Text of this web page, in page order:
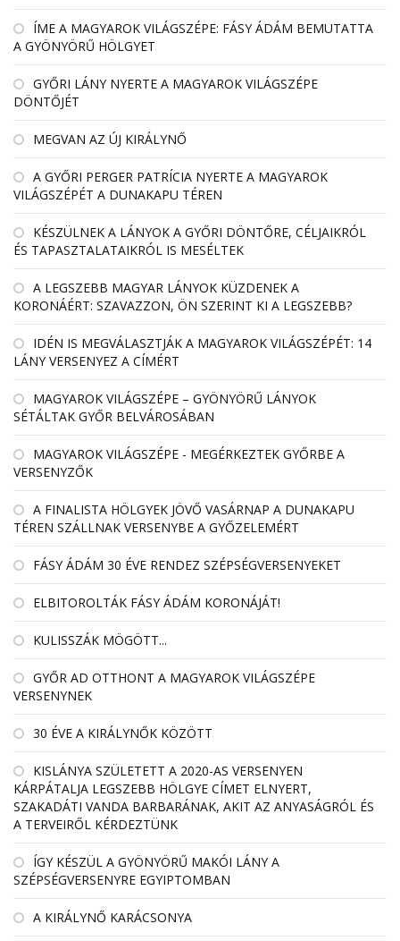
ÍME A MAGYAROK VILÁGSZÉPE: FÁSY ÁDÁM BEMUTATTA
A GYÖNYÖRŰ HÖLGYET
GYŐRI LÁNY NYERTE A MAGYAROK VILÁGSZÉPE
DÖNTŐJÉT
MEGVAN AZ ÚJ KIRÁLYNŐ
A GYŐRI PERGER PATRÍCIA NYERTE A MAGYAROK
VILÁGSZÉPÉT A DUNAKAPU TÉREN
KÉSZÜLNEK A LÁNYOK A GYŐRI DÖNTŐRE, CÉLJAIKRÓL
ÉS TAPASZTALATAIKRÓL IS MESÉLTEK
A LEGSZEBB MAGYAR LÁNYOK KÜZDENEK A
KORONÁÉRT: SZAVAZZON, ÖN SZERINT KI A LEGSZEBB?
IDÉN IS MEGVÁLASZTJÁK A MAGYAROK VILÁGSZÉPÉT: 14
LÁNY VERSENYEZ A CÍMÉRT
MAGYAROK VILÁGSZÉPE – GYÖNYÖRŰ LÁNYOK
SÉTÁLTAK GYŐR BELVÁROSÁBAN
MAGYAROK VILÁGSZÉPE - MEGÉRKEZTEK GYŐRBE A
VERSENYZŐK
A FINALISTA HÖLGYEK JÖVŐ VASÁRNAP A DUNAKAPU
TÉREN SZÁLLNAK VERSENYBE A GYŐZELEMÉRT
FÁSY ÁDÁM 30 ÉVE RENDEZ SZÉPSÉGVERSENYEKET
ELBITOROLTÁK FÁSY ÁDÁM KORONÁJÁT!
KULISSZÁK MÖGÖTT...
GYŐR AD OTTHONT A MAGYAROK VILÁGSZÉPE
VERSENYNEK
30 ÉVE A KIRÁLYNŐK KÖZÖTT
KISLÁNYA SZÜLETETT A 2020-AS VERSENYEN
KÁRPÁTALJA LEGSZEBB HÖLGYE CÍMET ELNYERT,
SZAKADÁTI VANDA BARBARÁNAK, AKIT AZ ANYASÁGRÓL ÉS
A TERVEIRŐL KÉRDEZTÜNK
ÍGY KÉSZÜL A GYÖNYÖRŰ MAKÓI LÁNY A
SZÉPSÉGVERSENYRE EGYIPTOMBAN
A KIRÁLYNŐ KARÁCSONYA